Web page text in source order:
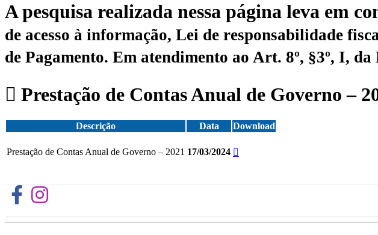
A pesquisa realizada nessa página leva em
de acesso à informação, Lei de responsabilidade
de Pagamento. Em atendimento ao Art. 8º, §3º, I, da
Prestação de Contas Anual de Governo –
Descrição Data Download
Prestação de Contas Anual de Governo – 2021 17/03/2024